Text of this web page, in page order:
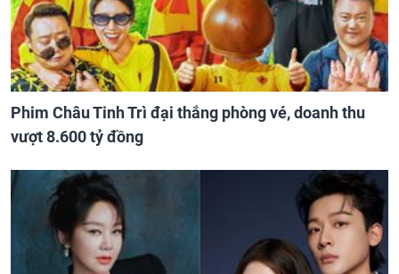
Phim Châu Tinh Trì đại thắng phòng vé, doanh thu
vượt 8.600 tỷ đồng